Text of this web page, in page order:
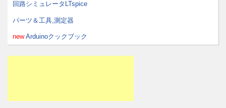
回路シミュレータLTspice
パーツ＆工具,測定器
newArduinoクックブック